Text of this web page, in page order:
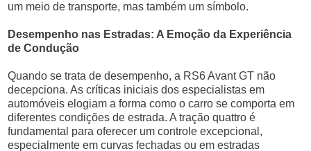
um meio de transporte, mas também um símbolo.
Desempenho nas Estradas: A Emoção da Experiência
de Condução
Quando se trata de desempenho, a RS6 Avant GT não
decepciona. As críticas iniciais dos especialistas em
automóveis elogiam a forma como o carro se comporta em
diferentes condições de estrada. A tração quattro é
fundamental para oferecer um controle excepcional,
especialmente em curvas fechadas ou em estradas